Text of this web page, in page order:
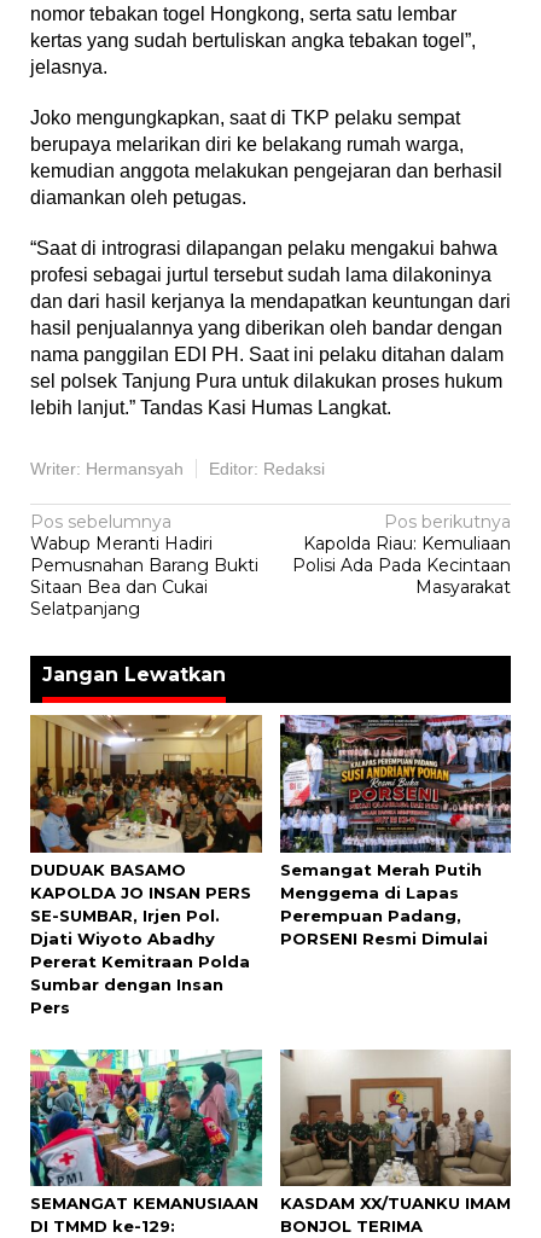
nomor tebakan togel Hongkong, serta satu lembar
kertas yang sudah bertuliskan angka tebakan togel”,
jelasnya.
Joko mengungkapkan, saat di TKP pelaku sempat
berupaya melarikan diri ke belakang rumah warga,
kemudian anggota melakukan pengejaran dan berhasil
diamankan oleh petugas.
“Saat di intrograsi dilapangan pelaku mengakui bahwa
profesi sebagai jurtul tersebut sudah lama dilakoninya
dan dari hasil kerjanya Ia mendapatkan keuntungan dari
hasil penjualannya yang diberikan oleh bandar dengan
nama panggilan EDI PH. Saat ini pelaku ditahan dalam
sel polsek Tanjung Pura untuk dilakukan proses hukum
lebih lanjut.” Tandas Kasi Humas Langkat.
Writer: Hermansyah Editor: Redaksi
Navigasi
pos
Pos sebelumnya
Wabup Meranti Hadiri
Pemusnahan Barang Bukti
Sitaan Bea dan Cukai
Selatpanjang
Pos berikutnya
Kapolda Riau: Kemuliaan
Polisi Ada Pada Kecintaan
Masyarakat
Jangan Lewatkan
DUDUAK BASAMO
KAPOLDA JO INSAN PERS
SE-SUMBAR, Irjen Pol.
Djati Wiyoto Abadhy
Pererat Kemitraan Polda
Sumbar dengan Insan
Pers
Semangat Merah Putih
Menggema di Lapas
Perempuan Padang,
PORSENI Resmi Dimulai
SEMANGAT KEMANUSIAAN
DI TMMD ke-129:
KASDAM XX/TUANKU IMAM
BONJOL TERIMA